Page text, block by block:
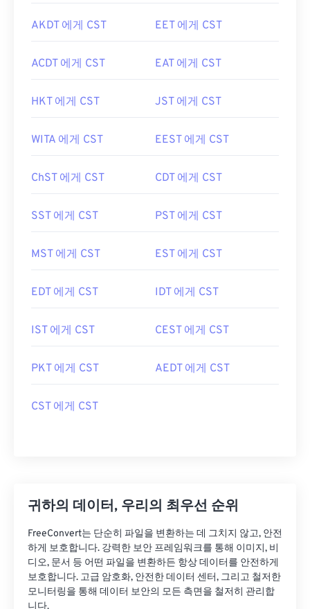
AKDT 에게 CST EET 에게 CST
ACDT 에게 CST EAT 에게 CST
HKT 에게 CST JST 에게 CST
WITA 에게 CST EEST 에게 CST
ChST 에게 CST CDT 에게 CST
SST 에게 CST PST 에게 CST
MST 에게 CST EST 에게 CST
EDT 에게 CST IDT 에게 CST
IST 에게 CST CEST 에게 CST
PKT 에게 CST AEDT 에게 CST
CST 에게 CST
귀하의 데이터, 우리의 최우선 순위
FreeConvert는 단순히 파일을 변환하는 데 그치지 않고, 안전
하게 보호합니다. 강력한 보안 프레임워크를 통해 이미지, 비
디오, 문서 등 어떤 파일을 변환하든 항상 데이터를 안전하게
보호합니다. 고급 암호화, 안전한 데이터 센터, 그리고 철저한
모니터링을 통해 데이터 보안의 모든 측면을 철저히 관리합
니다.